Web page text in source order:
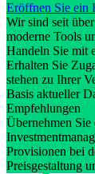
Eröffnen Sie ein
Wir sind seit
moderne Tools
Handeln Sie mit
Erhalten Sie
stehen zu Ihrer
Basis aktueller
Empfehlungen
Übernehmen
Provisionen bei
Preisgestaltung